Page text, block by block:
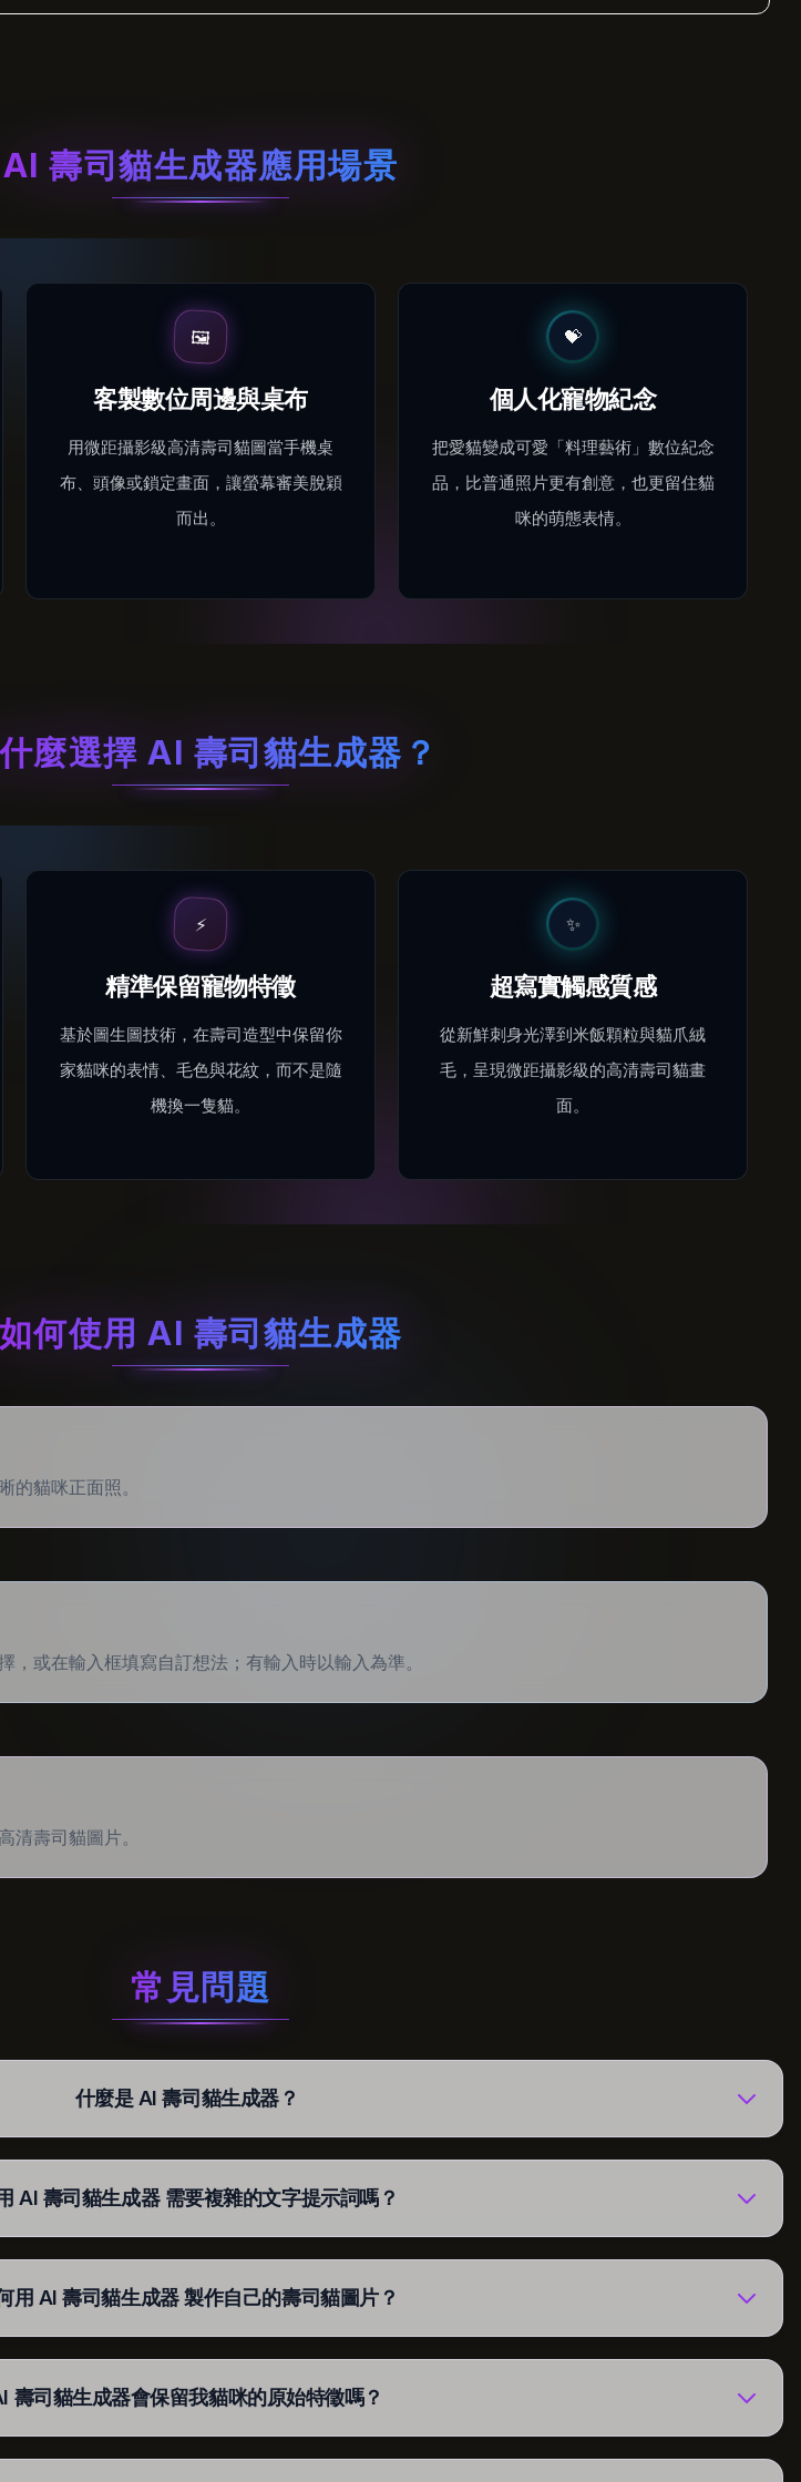
AI 壽司貓生成器應用場景
🖼️
客製數位周邊與桌布
用微距攝影級高清壽司貓圖當手機桌
布、頭像或鎖定畫面，讓螢幕審美脫穎
而出。
💝
個人化寵物紀念
把愛貓變成可愛「料理藝術」數位紀念
品，比普通照片更有創意，也更留住貓
咪的萌態表情。
麼選擇 AI 壽司貓生成器？
⚡
精準保留寵物特徵
基於圖生圖技術，在壽司造型中保留你
家貓咪的表情、毛色與花紋，而不是隨
機換一隻貓。
✨
超寫實觸感質感
從新鮮刺身光澤到米飯顆粒與貓爪絨
毛，呈現微距攝影級的高清壽司貓畫
面。
如何使用 AI 壽司貓生成器
的貓咪正面照。
，或在輸入框填寫自訂想法；有輸入時以輸入為準。
清壽司貓圖片。
常見問題
什麼是 AI 壽司貓生成器？
AI 壽司貓生成器 需要複雜的文字提示詞嗎？
用 AI 壽司貓生成器 製作自己的壽司貓圖片？
壽司貓生成器會保留我貓咪的原始特徵嗎？